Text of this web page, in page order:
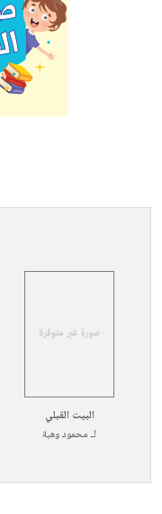
البيت القبلي
لـمحمود وهبة